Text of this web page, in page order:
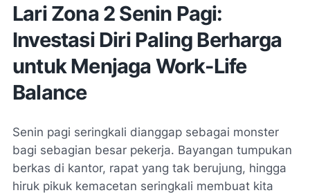
Lari Zona 2 Senin Pagi:
Investasi Diri Paling Berharga
untuk Menjaga Work-Life
Balance
Senin pagi seringkali dianggap sebagai monster
bagi sebagian besar pekerja. Bayangan tumpukan
berkas di kantor, rapat yang tak berujung, hingga
hiruk pikuk kemacetan seringkali membuat kita